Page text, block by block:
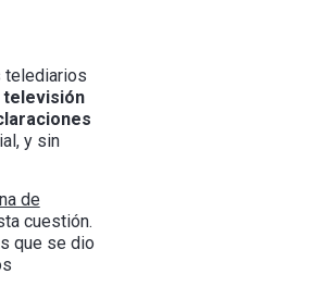
telediarios
televisión
y sin
de
cuestión.
que se dio